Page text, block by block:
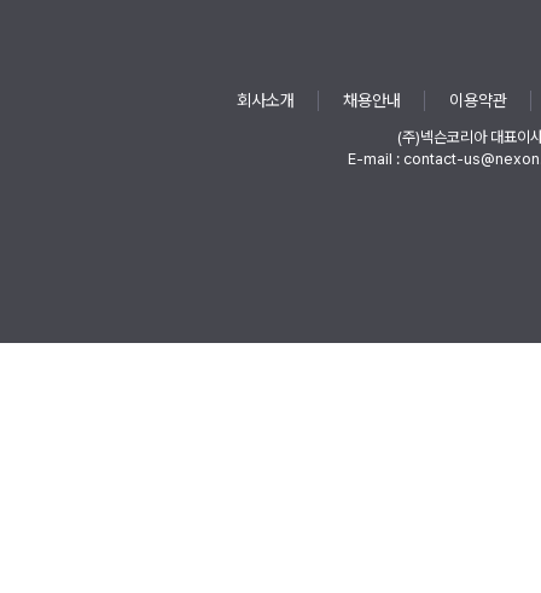
회사소개 채용안내 이용약관
(주)넥슨코리아 대표이
E-mail : contact-